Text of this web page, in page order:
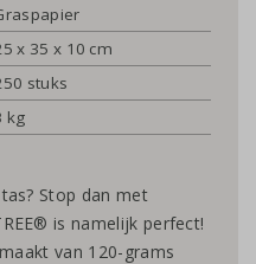
x 35 x 10 cm
stuks
kg
Stop dan met
is namelijk perfect!
van 120-grams